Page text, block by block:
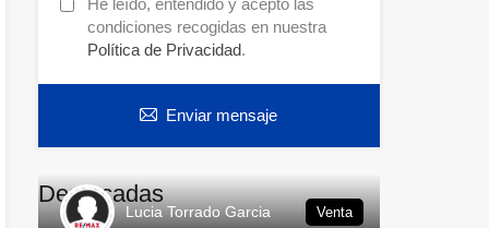
He leído, entendido y acepto las
condiciones recogidas en nuestra
Política de Privacidad.
Enviar mensaje
Destacadas
Lucia Torrado Garcia Venta